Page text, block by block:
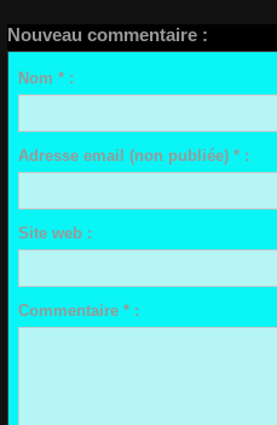
Nouveau commentaire :
Nom * :
Adresse email (non publiée) * :
Site web :
Commentaire * :